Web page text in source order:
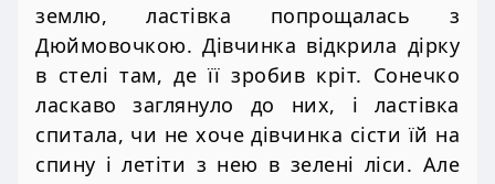
землю, ластівка попрощалась з
Дюймовочкою. Дівчинка відкрила дірку
в стелі там, де її зробив кріт. Сонечко
ласкаво заглянуло до них, і ластівка
спитала, чи не хоче дівчинка сісти їй на
спину і летіти з нею в зелені ліси. Але